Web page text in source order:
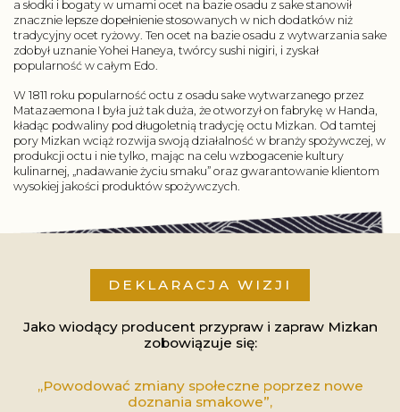
a słodki i bogaty w umami ocet na bazie osadu z sake stanowił
znacznie lepsze dopełnienie stosowanych w nich dodatków niż
tradycyjny ocet ryżowy. Ten ocet na bazie osadu z wytwarzania sake
zdobył uznanie Yohei Haneya, twórcy sushi nigiri, i zyskał
popularność w całym Edo.
W 1811 roku popularność octu z osadu sake wytwarzanego przez
Matazaemona I była już tak duża, że otworzył on fabrykę w Handa,
kładąc podwaliny pod długoletnią tradycję octu Mizkan. Od tamtej
pory Mizkan wciąż rozwija swoją działalność w branży spożywczej, w
produkcji octu i nie tylko, mając na celu wzbogacenie kultury
kulinarnej, „nadawanie życiu smaku” oraz gwarantowanie klientom
wysokiej jakości produktów spożywczych.
DEKLARACJA WIZJI
Jako wiodący producent przypraw i zapraw Mizkan
zobowiązuje się:
„Powodować zmiany społeczne poprzez nowe
doznania smakowe”,